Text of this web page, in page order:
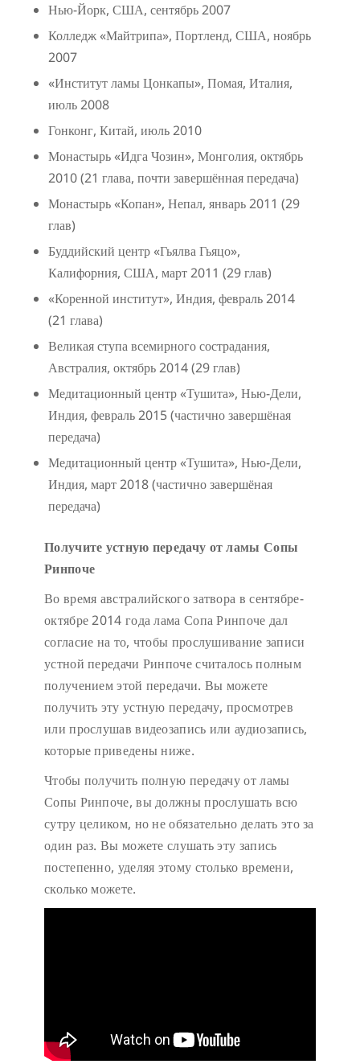
Нью-Йорк, США, сентябрь 2007
Колледж «Майтрипа», Портленд, США, ноябрь
2007
«Институт ламы Цонкапы», Помая, Италия,
июль 2008
Гонконг, Китай, июль 2010
Монастырь «Идга Чозин», Монголия, октябрь
2010 (21 глава, почти завершённая передача)
Монастырь «Копан», Непал, январь 2011 (29
глав)
Буддийский центр «Гьялва Гьяцо»,
Калифорния, США, март 2011 (29 глав)
«Коренной институт», Индия, февраль 2014
(21 глава)
Великая ступа всемирного сострадания,
Австралия, октябрь 2014 (29 глав)
Медитационный центр «Тушита», Нью-Дели,
Индия, февраль 2015 (частично завершёная
передача)
Медитационный центр «Тушита», Нью-Дели,
Индия, март 2018 (частично завершёная
передача)
Получите устную передачу от ламы Сопы
Ринпоче
Во время австралийского затвора в сентябре-
октябре 2014 года лама Сопа Ринпоче дал
согласие на то, чтобы прослушивание записи
устной передачи Ринпоче считалось полным
получением этой передачи. Вы можете
получить эту устную передачу, просмотрев
или прослушав видеозапись или аудиозапись,
которые приведены ниже.
Чтобы получить полную передачу от ламы
Сопы Ринпоче, вы должны прослушать всю
сутру целиком, но не обязательно делать это за
один раз. Вы можете слушать эту запись
постепенно, уделяя этому столько времени,
сколько можете.